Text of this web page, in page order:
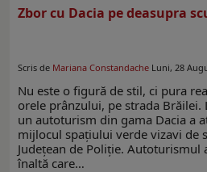
Zbor cu Dacia pe deasupra
Scris de Mariana Constandache Luni, 28
Nu este o figură de stil, ci pura
orele prânzului, pe strada Brăilei.
un autoturism din gama Dacia a
mijlocul spațiului verde vizavi de
Județean de Poliție.
înaltă care…